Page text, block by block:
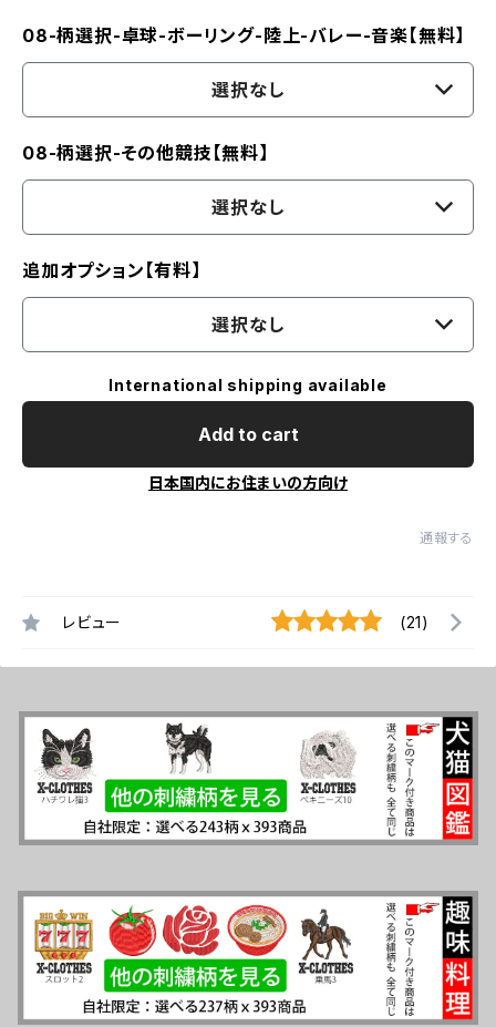
08-柄選択-卓球-ボーリング-陸上-バレー-音楽【無料】
選択なし
08-柄選択-その他競技【無料】
選択なし
追加オプション【有料】
選択なし
International shipping available
Add to cart
日本国内にお住まいの方向け
通報する
レビュー (21)